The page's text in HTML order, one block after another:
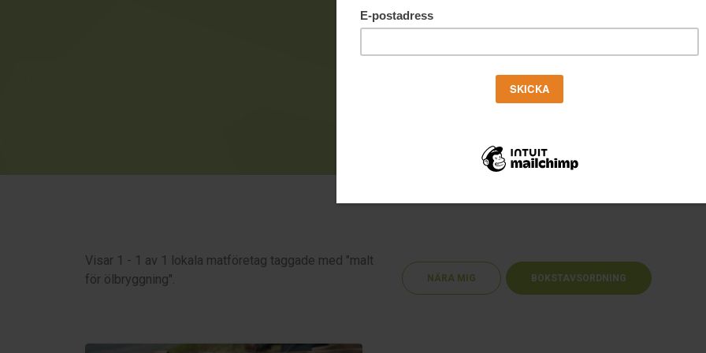
Visar 1 - 1 av 1 lokala matföretag taggade med "malt
för ölbryggning".
NÄRA MIG BOKSTAVSORDNING